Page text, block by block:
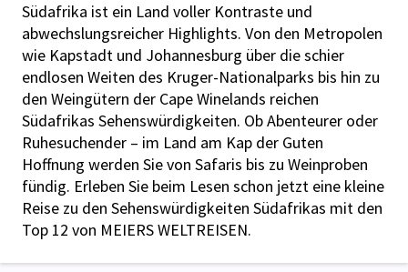
Südafrika ist ein Land voller Kontraste und
abwechslungsreicher Highlights. Von den Metropolen
wie Kapstadt und Johannesburg über die schier
endlosen Weiten des Kruger-Nationalparks bis hin zu
den Weingütern der Cape Winelands reichen
Südafrikas Sehenswürdigkeiten. Ob Abenteurer oder
Ruhesuchender – im Land am Kap der Guten
Hoffnung werden Sie von Safaris bis zu Weinproben
fündig. Erleben Sie beim Lesen schon jetzt eine kleine
Reise zu den Sehenswürdigkeiten Südafrikas mit den
Top 12 von MEIERS WELTREISEN.